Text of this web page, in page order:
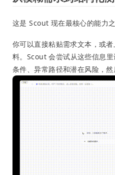
这是 Scout 现在最核心的能力之
你可以直接粘贴需求文本，或
料。Scout 会尝试从这些信息
条件、异常路径和潜在风险，然